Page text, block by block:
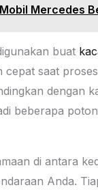
Mercedes
buat
cepat saat
dengan
beberapa
di antara
Anda.